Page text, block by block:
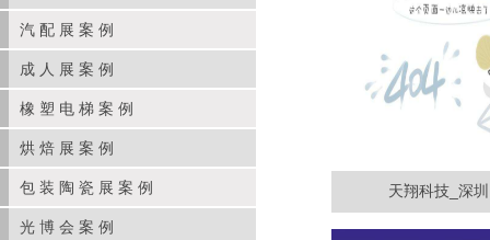
汽配展案例
成人展案例
橡塑电梯案例
烘焙展案例
包装陶瓷展案例
光博会案例
天翔科技_深